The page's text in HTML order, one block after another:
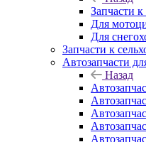
Запчасти
Для
Для
Запчасти к
Автозапчасти
Назад